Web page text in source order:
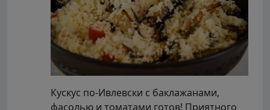
Кускус по-Ивлевски с баклажанами,
фасолью и томатами готов! Приятного